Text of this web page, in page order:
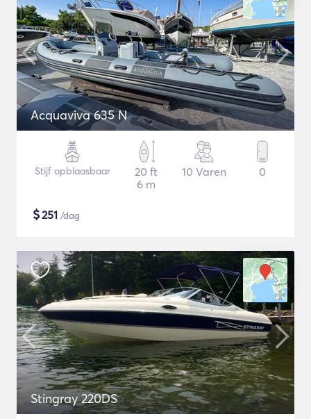
Acquaviva 635 N
Stijf opblaasbaar
20 ft
6 m
10 Varen 0
$251 /dag
Stingray 220DS